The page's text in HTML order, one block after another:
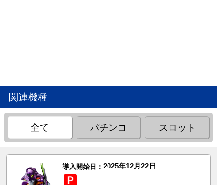
関連機種
全て パチンコ スロット
導入開始日： 2025年12月22日